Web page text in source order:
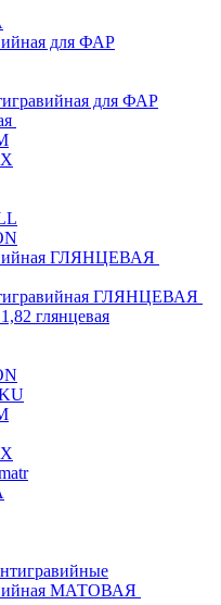
для ФАР
для ФАР
ГЛЯНЦЕВАЯ
ГЛЯНЦЕВАЯ
глянцевая
МАТОВАЯ